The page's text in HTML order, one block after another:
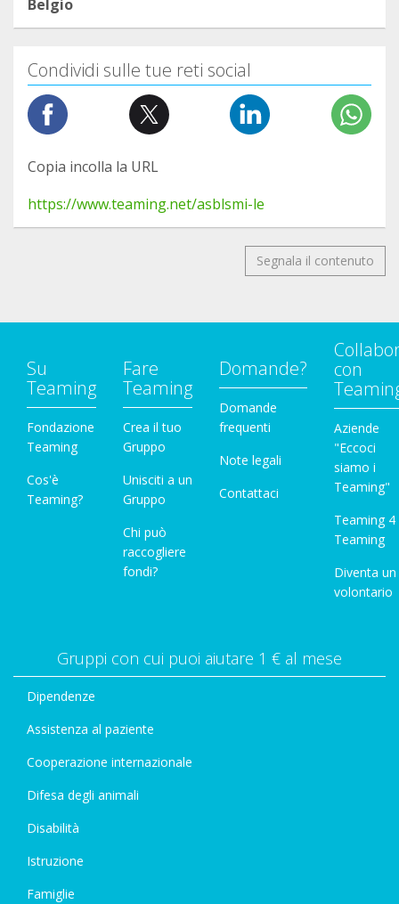
Belgio
Condividi sulle tue reti social
Copia incolla la URL
https://www.teaming.net/asblsmi-le
Segnala il contenuto
Su
Teaming
Fondazione
Teaming
Cos'è
Teaming?
Fare
Teaming
Crea il tuo
Gruppo
Unisciti a un
Gruppo
Chi può
raccogliere
fondi?
Domande?
Domande
frequenti
Note legali
Contattaci
con
Aziende
"Eccoci
siamo i
Teaming"
Teaming 4
Teaming
Diventa un
volontario
Gruppi con cui puoi aiutare 1 € al mese
Dipendenze
Assistenza al paziente
Cooperazione internazionale
Difesa degli animali
Disabilità
Istruzione
Famiglie